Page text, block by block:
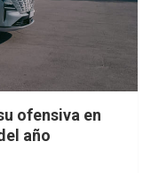
ofensiva en
año